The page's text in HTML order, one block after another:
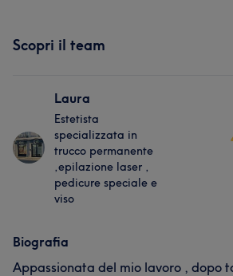
Scopri il team
Laura
Estetista
specializzata in
trucco permanente
,epilazione laser ,
pedicure speciale e
viso
Biografia
Appassionata del mio lavoro , dopo